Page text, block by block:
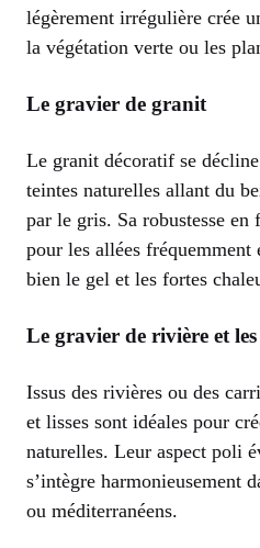
légèrement irrégulière crée
la végétation verte ou les
Le gravier de granit
Le granit décoratif se
teintes naturelles allant du
par le gris. Sa robustesse
pour les allées fréquemment
bien le gel et les fortes
Le gravier de rivière et
Issus des rivières ou des
et lisses sont idéales pour
naturelles. Leur aspect poli
s’intègre harmonieusement
ou méditerranéens.